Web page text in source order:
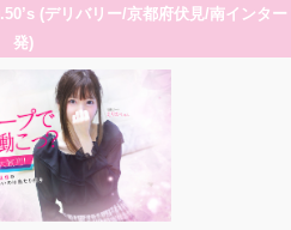
(デリバリー/京都府伏見/南インター
発)